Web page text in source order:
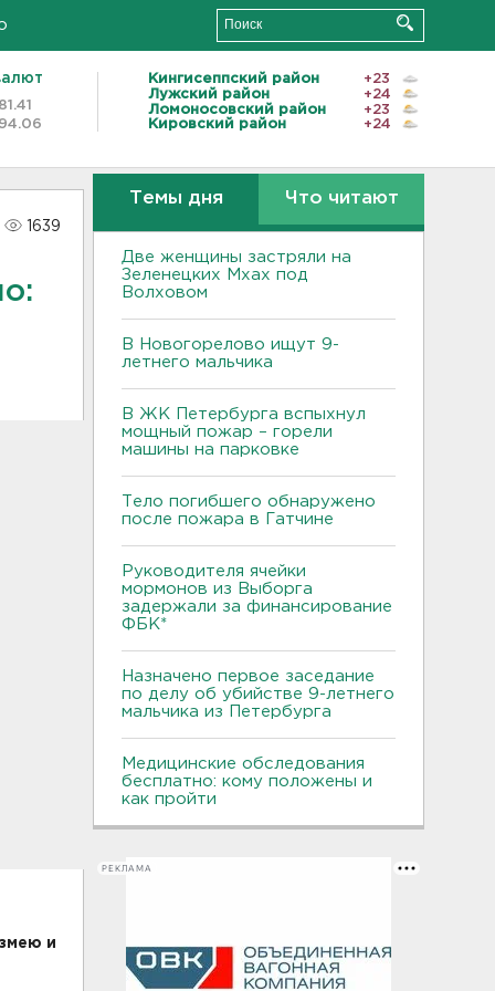
Кингисеппский район
+23
Лужский район
+24
Ломоносовский район
+23
Кировский район
+24
1639
и
Темы дня Что читают
Две женщины застряли на
Зеленецких Мхах под
Волховом
В Новогорелово ищут 9-
летнего мальчика
В ЖК Петербурга вспыхнул
мощный пожар – горели
машины на парковке
Тело погибшего обнаружено
после пожара в Гатчине
Руководителя ячейки
мормонов из Выборга
задержали за финансирование
ФБК*
Назначено первое заседание
по делу об убийстве 9-летнего
мальчика из Петербурга
Медицинские обследования
бесплатно: кому положены и
как пройти
РЕКЛАМА